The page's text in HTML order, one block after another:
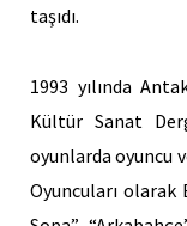
taşıdı.
1993 yılında
Kültür Sanat
oyunlarda oyuncu
Oyuncuları olarak